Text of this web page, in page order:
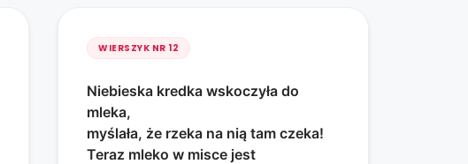
WIERSZYK NR 12
Niebieska kredka wskoczyła do
mleka,
myślała, że rzeka na nią tam czeka!
Teraz mleko w misce jest